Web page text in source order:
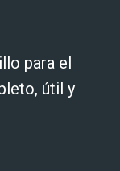
para el
útil y